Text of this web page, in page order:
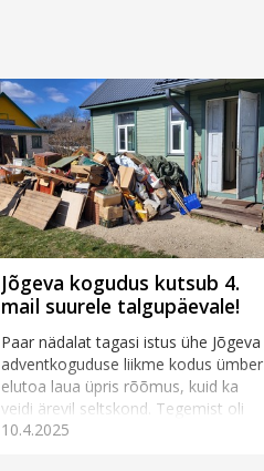
Jõgeva kogudus kutsub 4.
mail suurele talgupäevale!
Paar nädalat tagasi istus ühe Jõgeva
adventkoguduse liikme kodus ümber
elutoa laua üpris rõõmus, kuid ka
veidi ärevil seltskond. Tegemist oli
järjeko...
10.4.2025